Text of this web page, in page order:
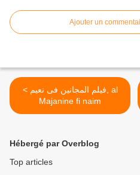
Ajouter un
< فيلم المجانين فى نعيم, al
Majanine fi naim
Hébergé par Overblog
Top articles